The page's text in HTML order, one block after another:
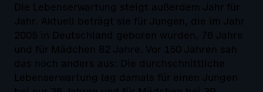
Die Lebenserwartung steigt außerdem Jahr für
Jahr. Aktuell beträgt sie für Jungen, die im Jahr
2005 in Deutschland geboren wurden, 76 Jahre
und für Mädchen 82 Jahre. Vor 150 Jahren sah
das noch anders aus: Die durchschnittliche
Lebenserwartung lag damals für einen Jungen